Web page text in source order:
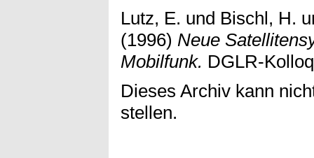
Lutz, E. und Bischl, H.
(1996) Neue
Mobilfunk. DGLR-
Dieses Archiv kann
stellen.